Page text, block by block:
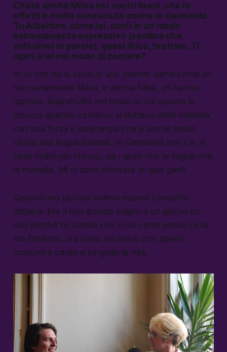
Citate anche Milva nei vostri brani, che in
effetti è molto conosciuta anche in Germania.
Tu Albertine, come lei, canti in un modo
estremamente espressivo (sembra che
sottolinei le parole), quasi lirico, teatrale. Ti
ispiri a lei nel modo di cantare?
A: Io non ho la voce di una grande dame come lei
ma certamente Milva, e anche Mina, mi hanno
ispirata. Soprattutto nel modo in cui aprono le
braccia quando cantano: si buttano nella melodia,
con una forza e un’energia che è anche molto
vicina alla lingua italiana. In Germania non c’è, è
tutto molto più chiuso, sia i gesti che la lingua che
le melodie. Mi ci sono ritrovata in quei gesti.
Quando ero piccola volevo essere cantante
d’opera. Era il mio grande sogno e un giorno ho
riso perché ho capito che in un certo senso ce la
sto facendo: ora vado sul palco con questi
costumi e canto e mi godo la vita.